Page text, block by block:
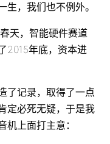
，我们也不例外。
天，智能硬件赛道
2015年底，资本进
了记录，取得了一点
定必死无疑，于是我
上面打主意：